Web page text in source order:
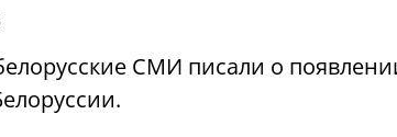
СМИ писали о